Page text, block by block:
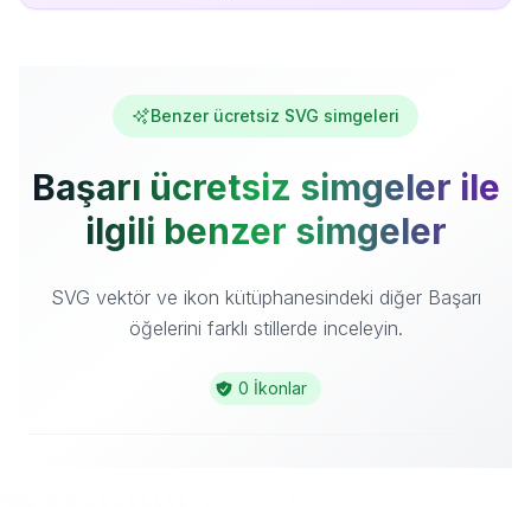
Benzer ücretsiz SVG simgeleri
Başarı ücretsiz simgeler ile
ilgili benzer simgeler
SVG vektör ve ikon kütüphanesindeki diğer Başarı
öğelerini farklı stillerde inceleyin.
0 İkonlar